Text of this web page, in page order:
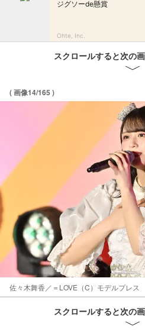
ジグソーde懸賞
Ohte, Inc.
スクロールすると次の
( 画像14/165 )
佐々木舞香／＝LOVE（C）モデルプレス
スクロールすると次の